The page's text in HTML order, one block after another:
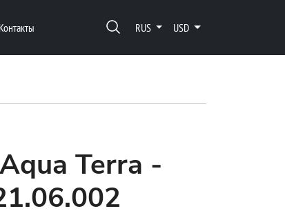
Контакты RUS USD
Terra -